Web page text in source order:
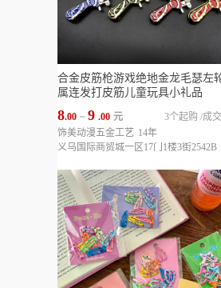
合金皮筋枪游戏绝地金龙毛瑟左
属连发打皮筋儿童玩具小礼品
8.00 ~ 9 .00 元 成
3个起购 /
饰美动漫五金工艺 14年
义乌国际商贸城一区17门1楼3街2542B